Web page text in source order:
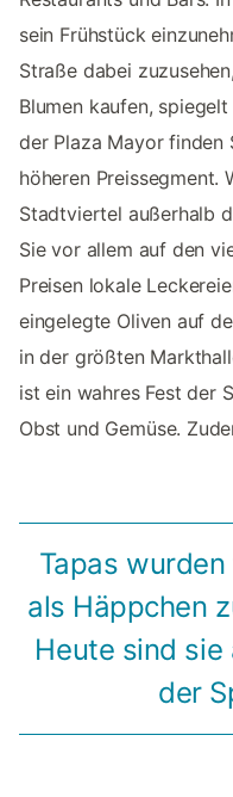
sein Frühstück
Straße dabei
Blumen kaufen,
der Plaza Mayor finden
höheren Preissegment.
Stadtviertel außerhalb
Sie vor allem auf den
Preisen lokale
eingelegte Oliven auf
in der größten
ist ein wahres Fest der
Obst und Gemüse.
Tapas
als Häppchen
Heute sind
der